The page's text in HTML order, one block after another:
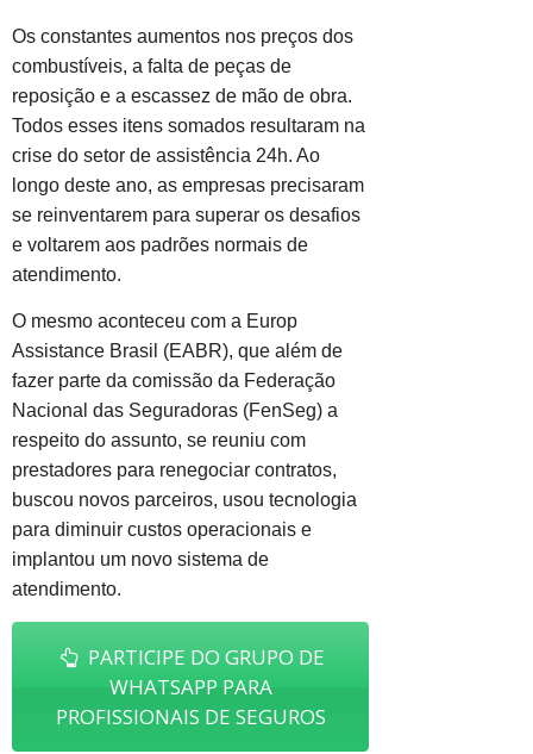
Os constantes aumentos nos preços dos
combustíveis, a falta de peças de
reposição e a escassez de mão de obra.
Todos esses itens somados resultaram na
crise do setor de assistência 24h. Ao
longo deste ano, as empresas precisaram
se reinventarem para superar os desafios
e voltarem aos padrões normais de
atendimento.
O mesmo aconteceu com a Europ
Assistance Brasil (EABR), que além de
fazer parte da comissão da Federação
Nacional das Seguradoras (FenSeg) a
respeito do assunto, se reuniu com
prestadores para renegociar contratos,
buscou novos parceiros, usou tecnologia
para diminuir custos operacionais e
implantou um novo sistema de
atendimento.
PARTICIPE DO GRUPO DE
WHATSAPP PARA
PROFISSIONAIS DE SEGUROS